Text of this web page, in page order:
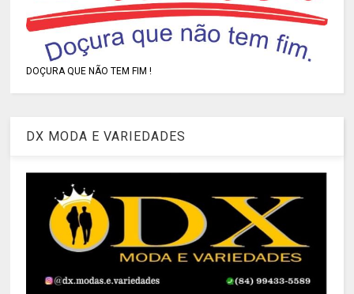
DOÇURA QUE NÃO TEM FIM !
DX MODA E VARIEDADES